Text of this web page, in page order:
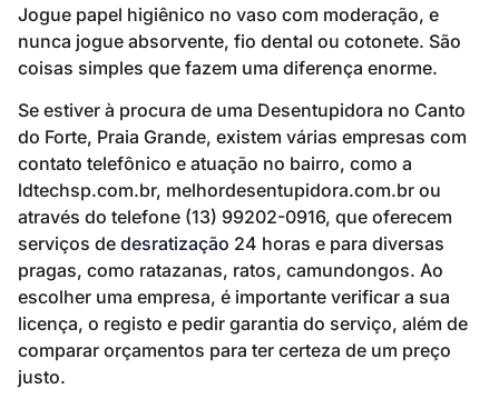
Jogue papel higiênico no vaso com moderação, e
nunca jogue absorvente, fio dental ou cotonete. São
coisas simples que fazem uma diferença enorme.
Se estiver à procura de uma Desentupidora no Canto
do Forte, Praia Grande, existem várias empresas com
contato telefônico e atuação no bairro, como a
ldtechsp.com.br, melhordesentupidora.com.br ou
através do telefone (13) 99202-0916, que oferecem
serviços de desratização 24 horas e para diversas
pragas, como ratazanas, ratos, camundongos. Ao
escolher uma empresa, é importante verificar a sua
licença, o registo e pedir garantia do serviço, além de
comparar orçamentos para ter certeza de um preço
justo.